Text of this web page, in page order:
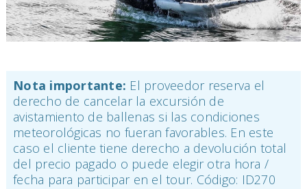
Nota importante: El proveedor reserva el
derecho de cancelar la excursión de
avistamiento de ballenas si las condiciones
meteorológicas no fueran favorables. En este
caso el cliente tiene derecho a devolución total
del precio pagado o puede elegir otra hora /
fecha para participar en el tour. Código: ID270